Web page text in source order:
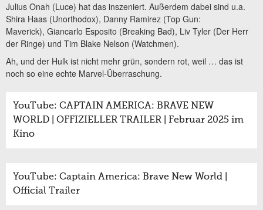
Julius Onah (Luce) hat das inszeniert. Außerdem dabei sind u.a.
Shira Haas (Unorthodox), Danny Ramirez (Top Gun:
Maverick), Giancarlo Esposito (Breaking Bad), Liv Tyler (Der Herr
der Ringe) und Tim Blake Nelson (Watchmen).
Ah, und der Hulk ist nicht mehr grün, sondern rot, weil … das ist
noch so eine echte Marvel-Überraschung.
YouTube: CAPTAIN AMERICA: BRAVE NEW
WORLD | OFFIZIELLER TRAILER | Februar 2025 im
Kino
YouTube: Captain America: Brave New World |
Official Trailer